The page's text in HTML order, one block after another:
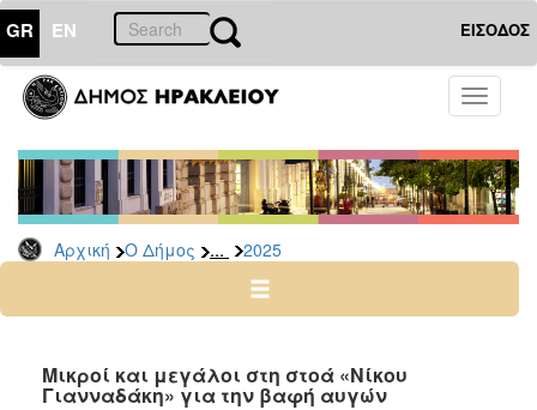
GR EN ΕΙΣΟΔΟΣ
Toggle
Αρχική Ο Δήμος ... 2025
ΔΗΜΟΣ
Δελτία
Τύπου
Αρχείο
2026
2024
2022
Μικροί και μεγάλοι στη στοά «Νίκου
Γιανναδάκη» για την βαφή αυγών